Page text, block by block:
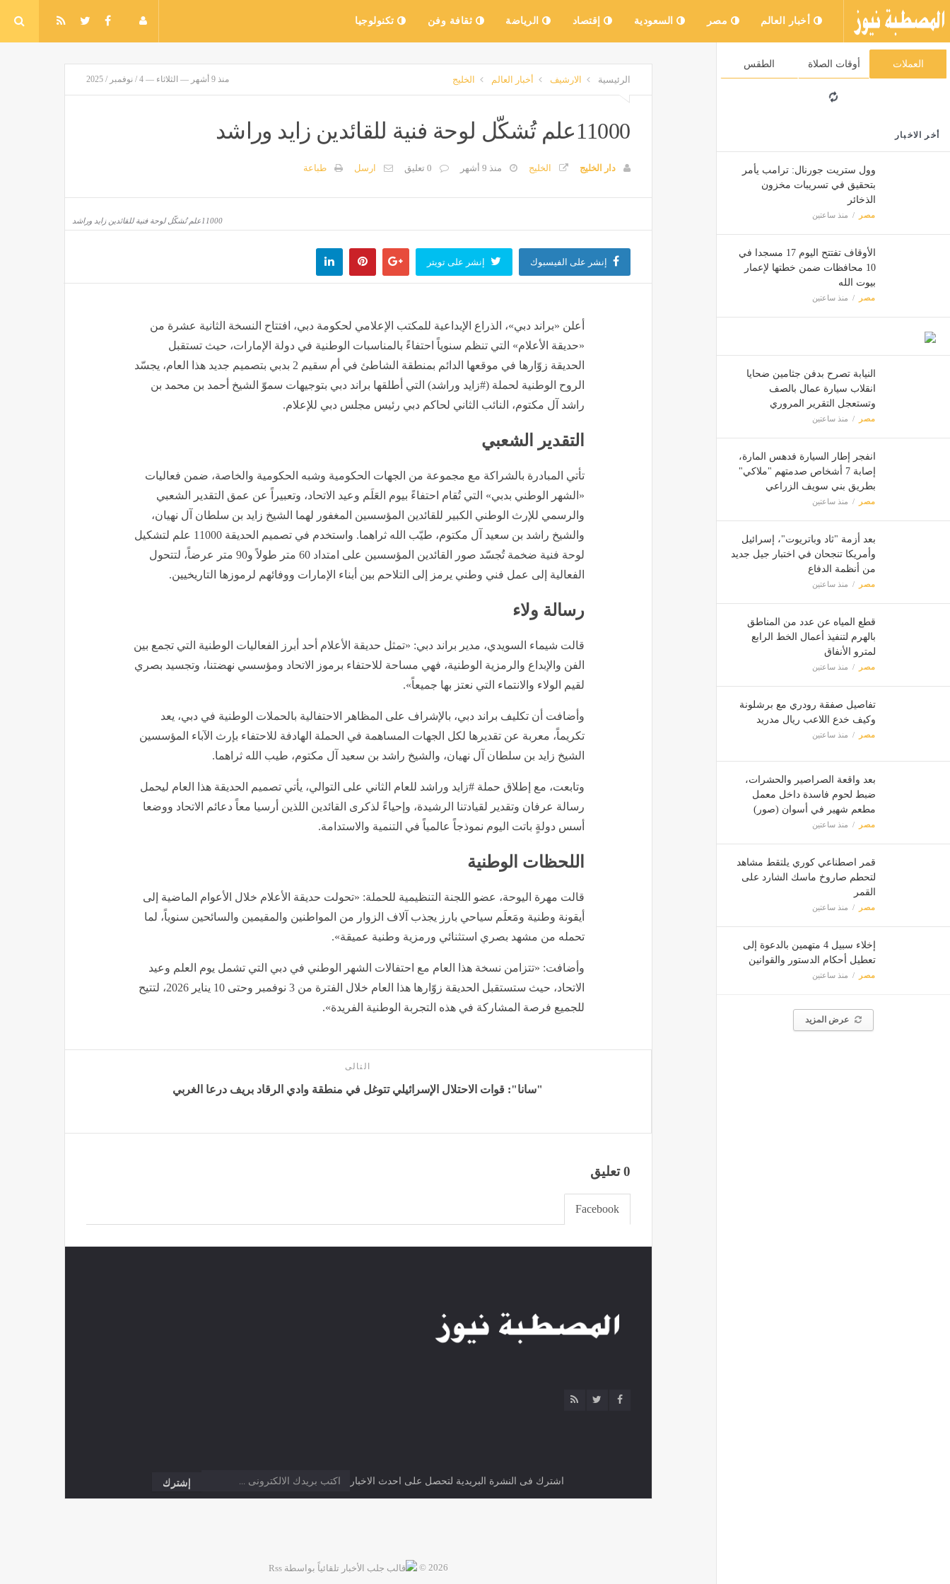
أخبار العالم مصر السعودية إقتصاد الرياضة ثقافة وفن تكنولوجيا
العملات أوقات الصلاة الطقس
أخر الاخبار
وول ستريت جورنال: ترامب يأمر
بتحقيق في تسريبات مخزون
الذخائر
مصر منذ ساعتين
الأوقاف تفتتح اليوم 17 مسجدا في
10 محافظات ضمن خطتها لإعمار
بيوت الله
مصر منذ ساعتين
النيابة تصرح بدفن جثامين ضحايا
انقلاب سيارة عمال بالصف
وتستعجل التقرير المروري
مصر منذ ساعتين
انفجر إطار السيارة فدهس المارة،
إصابة 7 أشخاص صدمتهم "ملاكي"
بطريق بني سويف الزراعي
مصر منذ ساعتين
بعد أزمة "ثاد وباتريوت"، إسرائيل
وأمريكا تنجحان في اختبار جيل جديد
من أنظمة الدفاع
مصر منذ ساعتين
قطع المياه عن عدد من المناطق
بالهرم لتنفيذ أعمال الخط الرابع
لمترو الأنفاق
مصر منذ ساعتين
تفاصيل صفقة رودري مع برشلونة
وكيف خدع اللاعب ريال مدريد
مصر منذ ساعتين
بعد واقعة الصراصير والحشرات،
ضبط لحوم فاسدة داخل معمل
مطعم شهير في أسوان (صور)
مصر منذ ساعتين
قمر اصطناعي كوري يلتقط مشاهد
لتحطم صاروخ ماسك الشارد على
القمر
مصر منذ ساعتين
إخلاء سبيل 4 متهمين بالدعوة إلى
تعطيل أحكام الدستور والقوانين
مصر منذ ساعتين
عرض المزيد
الرئيسية الارشيف أخبار العالم الخليج منذ 9 أشهر — الثلاثاء — 4 / نوفمبر / 2025
11000علم تُشكّل لوحة فنية للقائدين زايد وراشد
دار الخليج الخليج منذ 9 أشهر 0 تعليق ارسل طباعة
11000علم تُشكّل لوحة فنية للقائدين زايد وراشد
إنشر على الفيسبوك إنشر على تويتر
أعلن «براند دبي»، الذراع الإبداعية للمكتب الإعلامي لحكومة دبي، افتتاح النسخة الثانية عشرة من
«حديقة الأعلام» التي تنظم سنوياً احتفاءً بالمناسبات الوطنية في دولة الإمارات، حيث تستقبل
الحديقة زوّارها في موقعها الدائم بمنطقة الشاطئ في أم سقيم 2 بدبي بتصميم جديد هذا العام، يجسّد
الروح الوطنية لحملة (#زايد وراشد) التي أطلقها براند دبي بتوجيهات سموّ الشيخ أحمد بن محمد بن
راشد آل مكتوم، النائب الثاني لحاكم دبي رئيس مجلس دبي للإعلام.
التقدير الشعبي
تأتي المبادرة بالشراكة مع مجموعة من الجهات الحكومية وشبه الحكومية والخاصة، ضمن فعاليات
«الشهر الوطني بدبي» التي تُقام احتفاءً بيوم العَلَم وعيد الاتحاد، وتعبيراً عن عمق التقدير الشعبي
والرسمي للإرث الوطني الكبير للقائدين المؤسسين المغفور لهما الشيخ زايد بن سلطان آل نهيان،
والشيخ راشد بن سعيد آل مكتوم، طيّب الله ثراهما. واستخدم في تصميم الحديقة 11000 علم لتشكيل
لوحة فنية ضخمة تُجسّد صور القائدين المؤسسين على امتداد 60 متر طولاً و90 متر عرضاً، لتتحول
الفعالية إلى عمل فني وطني يرمز إلى التلاحم بين أبناء الإمارات ووفائهم لرموزها التاريخيين.
رسالة ولاء
قالت شيماء السويدي، مدير براند دبي: «تمثل حديقة الأعلام أحد أبرز الفعاليات الوطنية التي تجمع بين
الفن والإبداع والرمزية الوطنية، فهي مساحة للاحتفاء برموز الاتحاد ومؤسسي نهضتنا، وتجسيد بصري
لقيم الولاء والانتماء التي نعتز بها جميعاً».
وأضافت أن تكليف براند دبي، بالإشراف على المظاهر الاحتفالية بالحملات الوطنية في دبي، يعد
تكريماً، معربة عن تقديرها لكل الجهات المساهمة في الحملة الهادفة للاحتفاء بإرث الآباء المؤسسين
الشيخ زايد بن سلطان آل نهيان، والشيخ راشد بن سعيد آل مكتوم، طيب الله ثراهما.
وتابعت، مع إطلاق حملة #زايد وراشد للعام الثاني على التوالي، يأتي تصميم الحديقة هذا العام ليحمل
رسالة عرفان وتقدير لقيادتنا الرشيدة، وإحياءً لذكرى القائدين اللذين أرسيا معاً دعائم الاتحاد ووضعا
أسس دولةٍ باتت اليوم نموذجاً عالمياً في التنمية والاستدامة.
اللحظات الوطنية
قالت مهرة اليوحة، عضو اللجنة التنظيمية للحملة: «تحولت حديقة الأعلام خلال الأعوام الماضية إلى
أيقونة وطنية ومَعلَم سياحي بارز يجذب آلاف الزوار من المواطنين والمقيمين والسائحين سنوياً، لما
تحمله من مشهد بصري استثنائي ورمزية وطنية عميقة».
وأضافت: «تتزامن نسخة هذا العام مع احتفالات الشهر الوطني في دبي التي تشمل يوم العلم وعيد
الاتحاد، حيث ستستقبل الحديقة زوّارها هذا العام خلال الفترة من 3 نوفمبر وحتى 10 يناير 2026، لتتيح
للجميع فرصة المشاركة في هذه التجربة الوطنية الفريدة».
التالى
"سانا": قوات الاحتلال الإسرائيلي تتوغل في منطقة وادي الرقاد ‏بريف درعا الغربي‎
0 تعليق
Facebook
اشترك فى النشرة البريدية لتحصل على احدث الاخبار
2026 ©